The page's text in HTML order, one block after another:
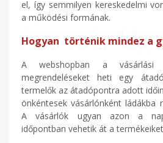
el, így semmilyen kereskedelmi
a működési formának.
Hogyan történik mindez a
A webshopban a
megrendeléseket heti egy
termelők az átadópontra adott
önkéntesek vásárlónként ládákba
A vásárlók ugyan azon a
időpontban vehetik át a